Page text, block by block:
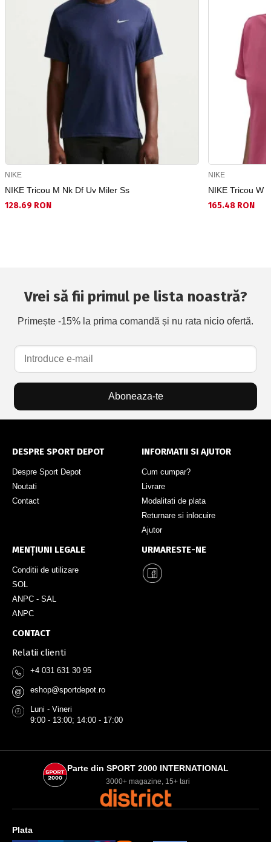
NIKE
NIKE Tricou M Nk Df Uv Miler Ss
128.69 RON
NIKE
NIKE Tricou W
165.48 RON
Vrei să fii primul pe lista noastră?
Primește -15% la prima comandă și nu rata nicio ofertă.
Aboneaza-te
DESPRE SPORT DEPOT
Despre Sport Depot
Noutati
Contact
INFORMATII SI AJUTOR
Cum cumpar?
Livrare
Modalitati de plata
Returnare si inlocuire
Ajutor
MENȚIUNI LEGALE
Conditii de utilizare
SOL
ANPC - SAL
ANPC
URMARESTE-NE
CONTACT
Relatii clienti
+4 031 631 30 95
@ eshop@sportdepot.ro
Luni - Vineri
9:00 - 13:00; 14:00 - 17:00
Parte din SPORT 2000 INTERNATIONAL
3000+ magazine, 15+ tari
Plata